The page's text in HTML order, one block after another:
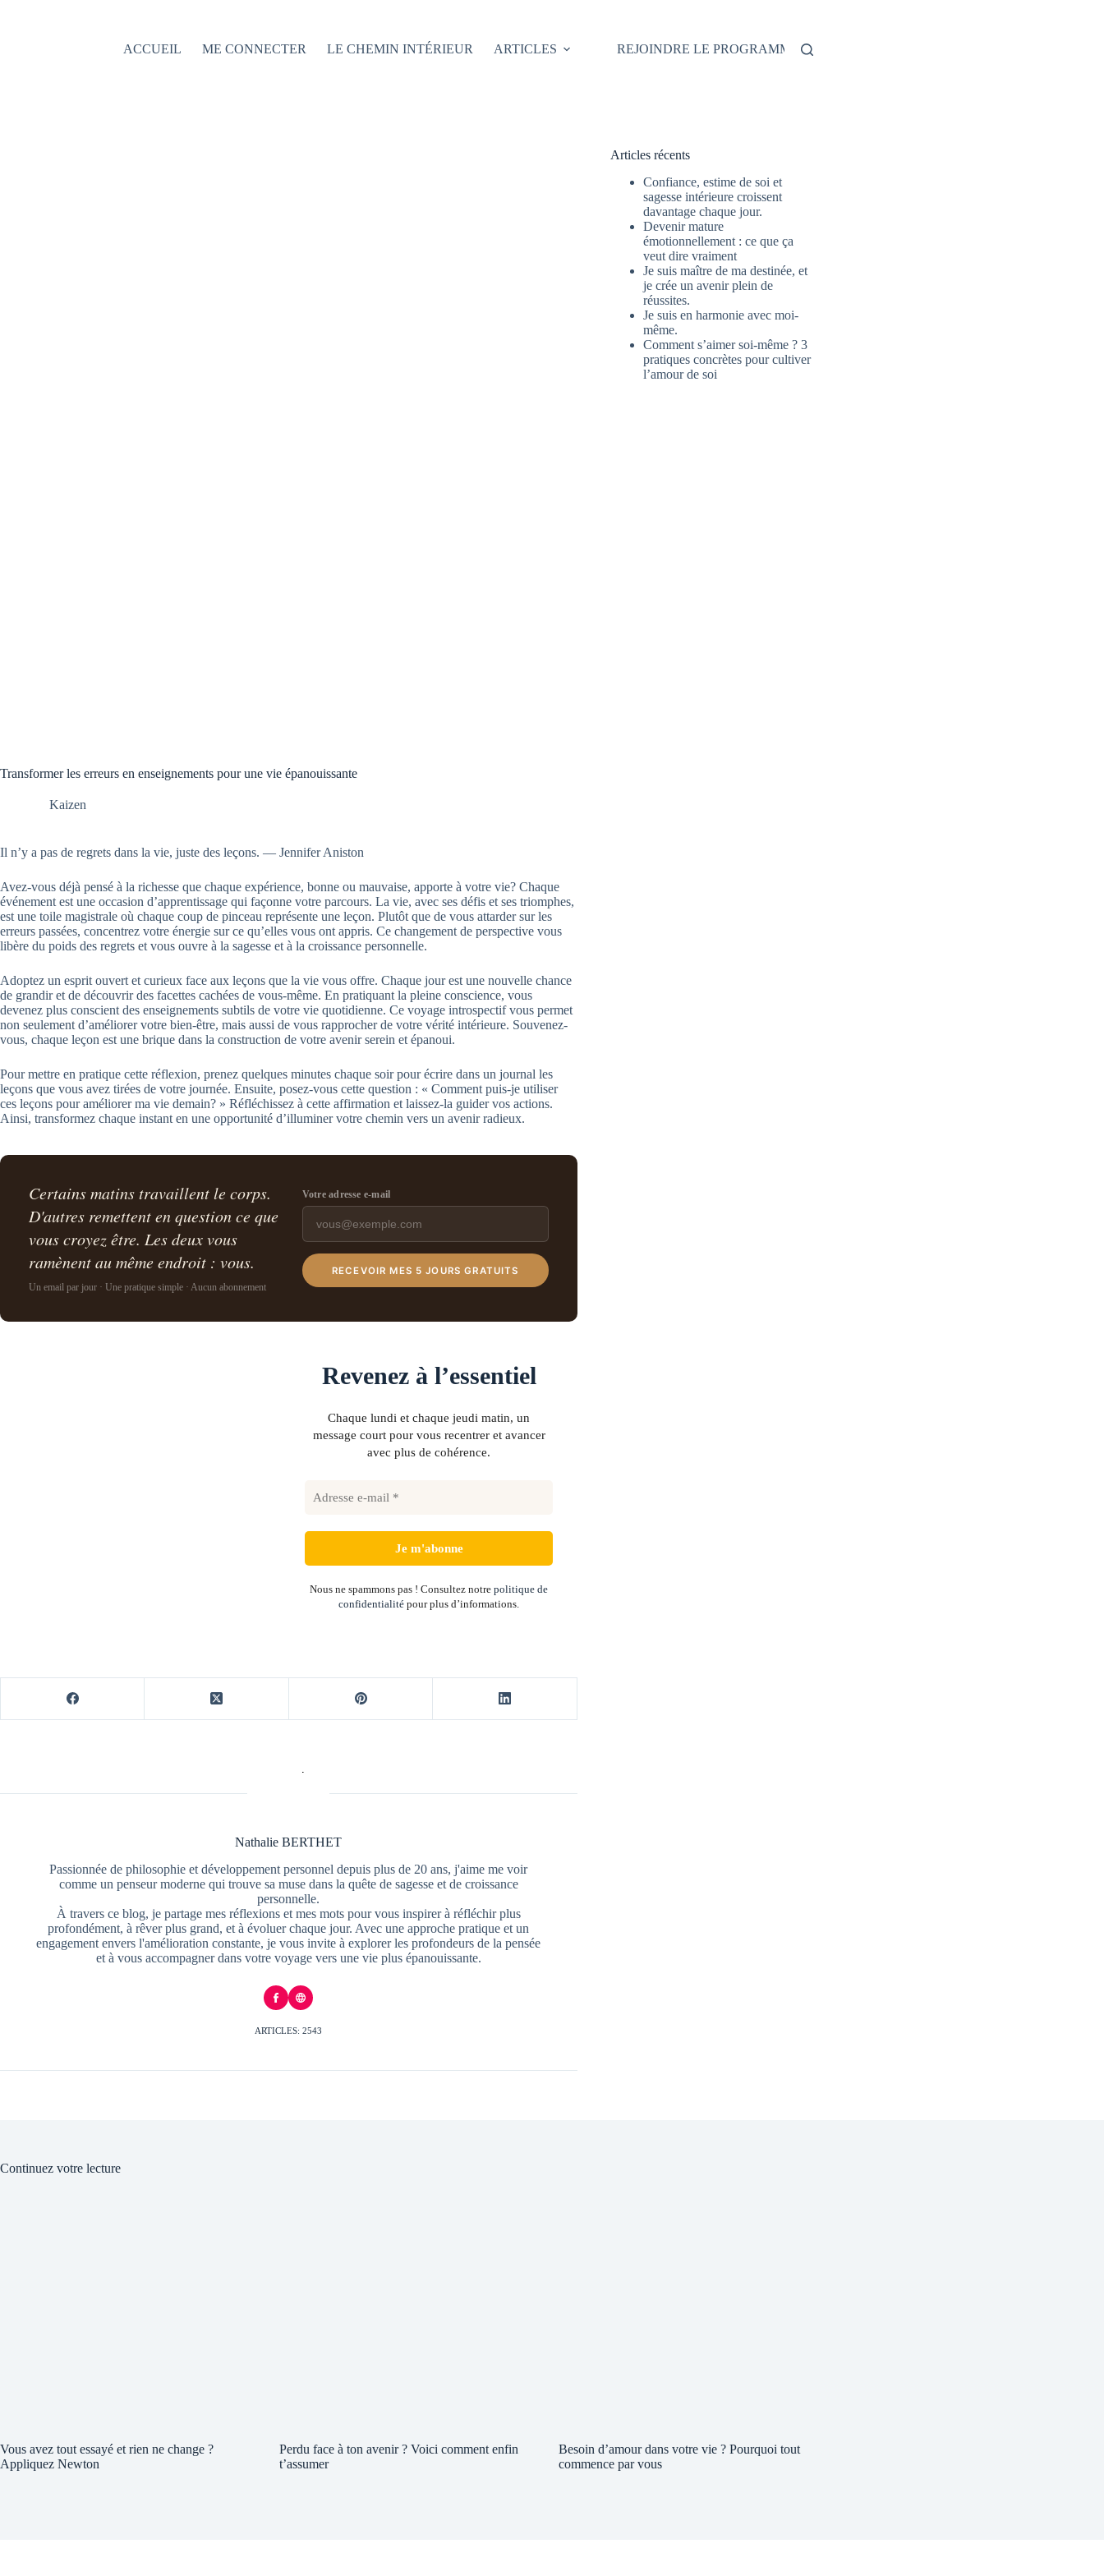
ACCUEIL
ME CONNECTER LE CHEMIN INTÉRIEUR ARTICLES REJOINDRE LE PROGRAMME
Transformer les erreurs en enseignements pour une vie épanouissante
Kaizen
Il n’y a pas de regrets dans la vie, juste des leçons. — Jennifer Aniston
Avez-vous déjà pensé à la richesse que chaque expérience, bonne ou mauvaise, apporte à votre vie? Chaque
événement est une occasion d’apprentissage qui façonne votre parcours. La vie, avec ses défis et ses triomphes,
est une toile magistrale où chaque coup de pinceau représente une leçon. Plutôt que de vous attarder sur les
erreurs passées, concentrez votre énergie sur ce qu’elles vous ont appris. Ce changement de perspective vous
libère du poids des regrets et vous ouvre à la sagesse et à la croissance personnelle.
Adoptez un esprit ouvert et curieux face aux leçons que la vie vous offre. Chaque jour est une nouvelle chance
de grandir et de découvrir des facettes cachées de vous-même. En pratiquant la pleine conscience, vous
devenez plus conscient des enseignements subtils de votre vie quotidienne. Ce voyage introspectif vous permet
non seulement d’améliorer votre bien-être, mais aussi de vous rapprocher de votre vérité intérieure. Souvenez-
vous, chaque leçon est une brique dans la construction de votre avenir serein et épanoui.
Pour mettre en pratique cette réflexion, prenez quelques minutes chaque soir pour écrire dans un journal les
leçons que vous avez tirées de votre journée. Ensuite, posez-vous cette question : « Comment puis-je utiliser
ces leçons pour améliorer ma vie demain? » Réfléchissez à cette affirmation et laissez-la guider vos actions.
Ainsi, transformez chaque instant en une opportunité d’illuminer votre chemin vers un avenir radieux.
Certains matins travaillent le corps.
D'autres remettent en question ce que
vous croyez être. Les deux vous
ramènent au même endroit : vous.
Un email par jour · Une pratique simple · Aucun abonnement
Votre adresse e-mail
RECEVOIR MES 5 JOURS GRATUITS
Revenez à l’essentiel
Chaque lundi et chaque jeudi matin, un
message court pour vous recentrer et avancer
avec plus de cohérence.
Nous ne spammons pas ! Consultez notrepolitique de
confidentialité pour plus d’informations.
Nathalie BERTHET
Passionnée de philosophie et développement personnel depuis plus de 20 ans, j'aime me voir
comme un penseur moderne qui trouve sa muse dans la quête de sagesse et de croissance
personnelle.
À travers ce blog, je partage mes réflexions et mes mots pour vous inspirer à réfléchir plus
profondément, à rêver plus grand, et à évoluer chaque jour. Avec une approche pratique et un
engagement envers l'amélioration constante, je vous invite à explorer les profondeurs de la pensée
et à vous accompagner dans votre voyage vers une vie plus épanouissante.
ARTICLES: 2543
Articles récents
Confiance, estime de soi et
sagesse intérieure croissent
davantage chaque jour.
Devenir mature
émotionnellement : ce que ça
veut dire vraiment
Je suis maître de ma destinée, et
je crée un avenir plein de
réussites.
Je suis en harmonie avec moi-
même.
Comment s’aimer soi-même ? 3
pratiques concrètes pour cultiver
l’amour de soi
Continuez votre lecture
Vous avez tout essayé et rien ne change ?
Appliquez Newton
Perdu face à ton avenir ? Voici comment enfin
t’assumer
Besoin d’amour dans votre vie ? Pourquoi tout
commence par vous